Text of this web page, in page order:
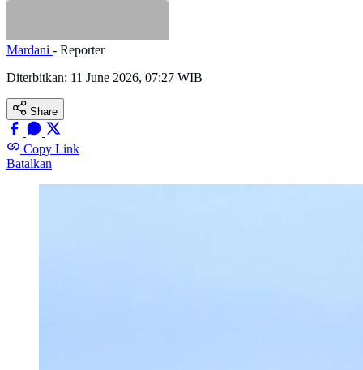
Mardani - Reporter
Diterbitkan: 11 June 2026, 07:27 WIB
Share
Copy Link
Batalkan